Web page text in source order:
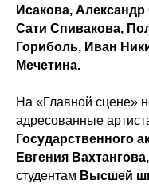
Исакова,
Сати Спивакова,
Гориболь, Иван
Мечетина.
На «Главной сцене»
адресованные
Государственного
Евгения
студентам Высшей